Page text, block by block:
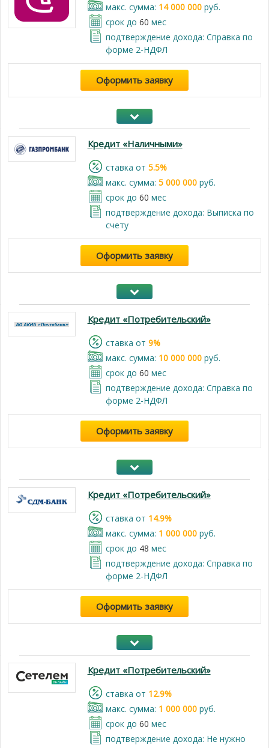
макс. сумма: 14 000 000руб.
срок до 60 мес
подтверждение дохода: Справка по
форме 2-НДФЛ
Оформить заявку
Кредит «Наличными»
cтавка от 5.5%
макс. сумма: 5 000 000руб.
срок до 60 мес
подтверждение дохода: Выписка по
счету
Оформить заявку
Кредит «Потребительский»
cтавка от 9%
макс. сумма: 10 000 000руб.
срок до 60 мес
подтверждение дохода: Справка по
форме 2-НДФЛ
Оформить заявку
Кредит «Потребительский»
cтавка от 14.9%
макс. сумма: 1 000 000руб.
срок до 48 мес
подтверждение дохода: Справка по
форме 2-НДФЛ
Оформить заявку
Кредит «Потребительский»
cтавка от 12.9%
макс. сумма: 1 000 000руб.
срок до 60 мес
подтверждение дохода: Не нужно